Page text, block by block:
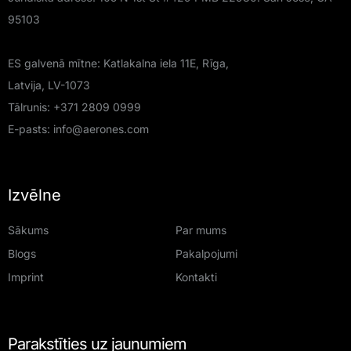
95103
ES galvenā mītne: Katlakalna iela 11E, Rīga,
Latvija, LV-1073
Tālrunis: +371 2809 0999
E-pasts: info@aerones.com
Izvēlne
Sākums
Par mums
Blogs
Pakalpojumi
Imprint
Kontakti
Parakstīties uz jaunumiem